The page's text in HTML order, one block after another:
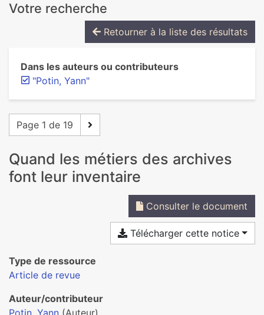
Votre recherche
Retourner à la liste des résultats
Dans les auteurs ou contributeurs
"Potin, Yann"
Page 1 de 19
Quand les métiers des archives
font leur inventaire
Consulter le document
Télécharger cette notice
Type de ressource
Article de revue
Auteur/contributeur
Potin, Yann (Auteur)